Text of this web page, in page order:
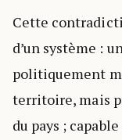
Cette
d’un système :
politiquement
territoire, mais
du pays ;